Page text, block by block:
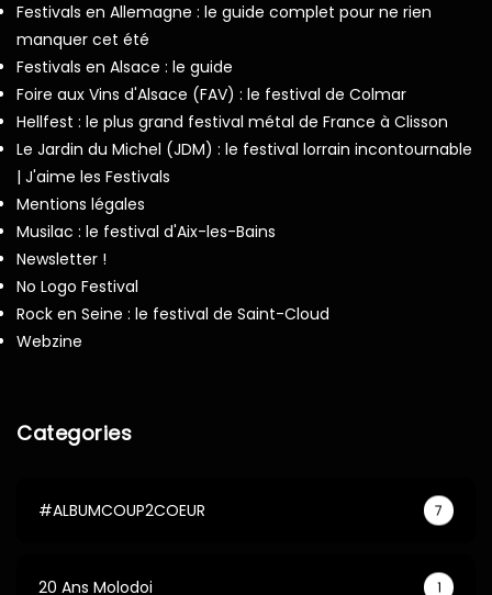
Festivals en Allemagne : le guide complet pour ne rien
manquer cet été
Festivals en Alsace : le guide
Foire aux Vins d'Alsace (FAV) : le festival de Colmar
Hellfest : le plus grand festival métal de France à Clisson
Le Jardin du Michel (JDM) : le festival lorrain incontournable
| J'aime les Festivals
Mentions légales
Musilac : le festival d'Aix-les-Bains
Newsletter !
No Logo Festival
Rock en Seine : le festival de Saint-Cloud
Webzine
Categories
#ALBUMCOUP2COEUR 7
20 Ans Molodoi 1